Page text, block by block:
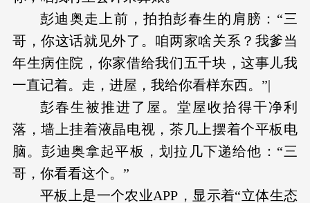
彭迪奥走上前，拍拍彭春生的肩膀：“三
哥，你这话就见外了。咱两家啥关系？我爹当
年生病住院，你家借给我们五千块，这事儿我
一直记着。走，进屋，我给你看样东西。”|
彭春生被推进了屋。堂屋收拾得干净利
落，墙上挂着液晶电视，茶几上摆着个平板电
脑。彭迪奥拿起平板，划拉几下递给他：“三
哥，你看看这个。”
平板上是一个农业APP，显示着“立体生态